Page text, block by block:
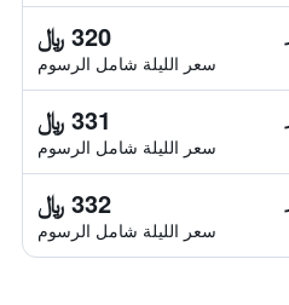
320 ﷼
سعر الليلة شامل الرسوم
331 ﷼
سعر الليلة شامل الرسوم
332 ﷼
سعر الليلة شامل الرسوم